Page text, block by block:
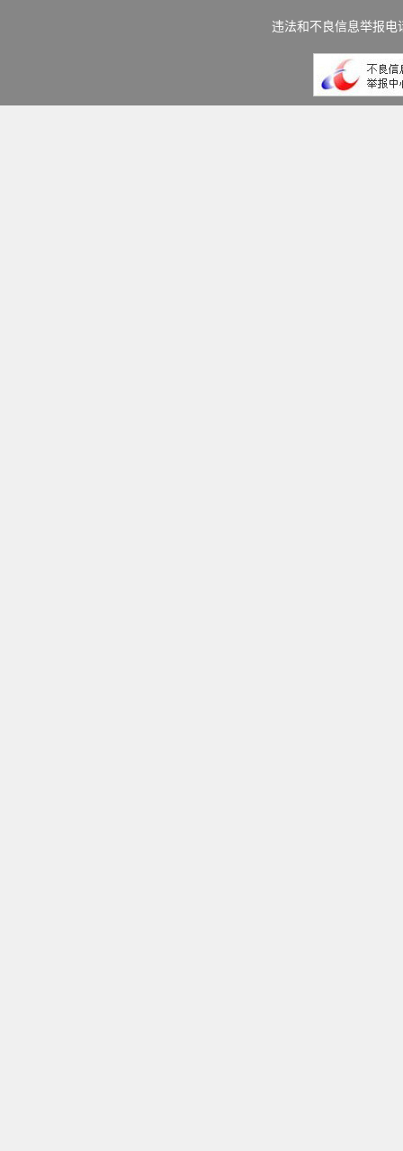
违法和不良信息举报